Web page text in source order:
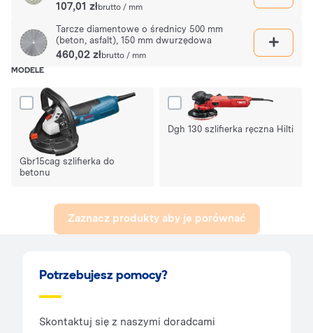
107,01 złbrutto / mm
Tarcze diamentowe o średnicy 500 mm
(beton, asfalt), 150 mm dwurzędowa
460,02 złbrutto / mm
MODELE
Dodaj produkt Gbr15cag szlifierka do betonu do porównania
Gbr15cag szlifierka do
betonu
Dodaj produkt Dgh 130 szlifierka
Dgh 130 szlifierka ręczna Hilti
Zaznacz produkty aby je porównać
Potrzebujesz pomocy?
Skontaktuj się z naszymi doradcami